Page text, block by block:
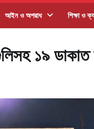
আইন ও অপরাধ শিক্ষা ও
১৯